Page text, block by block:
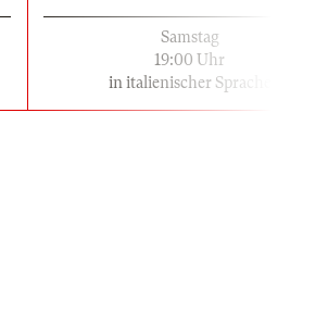
Samstag
19:00 Uhr
in italienischer Sprache